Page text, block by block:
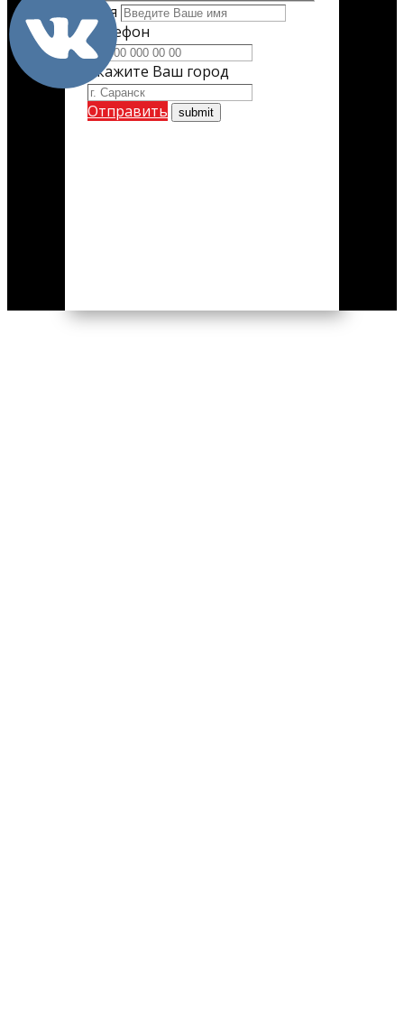
Имя
Телефон
Укажите Ваш город
Отправить